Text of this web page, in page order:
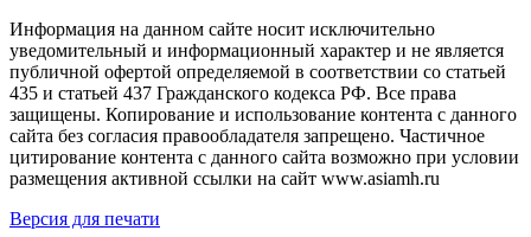
Информация на данном сайте носит исключительно
уведомительный и информационный характер и не является
публичной офертой определяемой в соответствии со статьей
435 и статьей 437 Гражданского кодекса РФ. Все права
защищены. Копирование и использование контента с данного
сайта без согласия правообладателя запрещено. Частичное
цитирование контента с данного сайта возможно при условии
размещения активной ссылки на сайт www.asiamh.ru
Версия для печати